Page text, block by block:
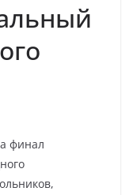
финал